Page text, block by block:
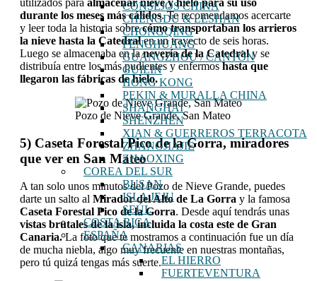
CONSEJOS CHINA
CHENGDU & LESHAN
CHONGQING
FENGHUANG
GUANGZHOU / CANTÓN
GUILIN
HONG KONG
PEKIN & MURALLA CHINA
SHANGHAI
SHENZHEN
XIAN & GUERREROS TERRACOTA
ZHANGJIAJIE
ZHAOXING
COREA DEL SUR
BUSAN
ISLA JEJU
SEÚL
COSTA RICA
ESPAÑA
CANARIAS
EL HIERRO
FUERTEVENTURA
utilizados paraalmacenar nieve y hielo para su uso
durante los meses más cálidos. Te recomendamos acercarte
y leer toda la historia sobrecómo transportaban los arrieros
la nieve hasta la Catedralen un trayecto de seis horas.
Luego se almacenaba en lanevería de la Catedraly se
distribuía entre los más pudientes y enfermoshasta que
llegaron las fábricas de hielo.
Pozo de Nieve Grande, San Mateo
5) Caseta Forestal Pico de la Gorra, miradores
que ver en San Mateo
A tan solo unos minutos del Pozo de Nieve Grande, puedes
darte un salto al Mirador del Alto de La Gorra y la famosa
Caseta Forestal Pico de la Gorra. Desde aquí tendrás unas
vistas brutales de la isla, incluida la costa este de Gran
Canaria.La foto que te mostramos a continuación fue un día
de mucha niebla, algo muy frecuente en nuestras montañas,
pero tú quizá tengas más suerte.